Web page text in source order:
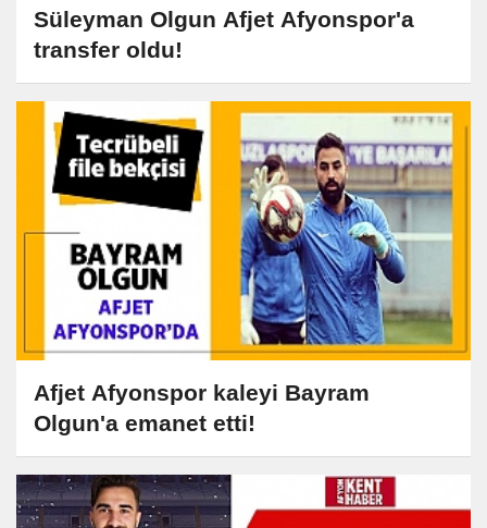
Süleyman Olgun Afjet Afyonspor'a
transfer oldu!
Afjet Afyonspor kaleyi Bayram
Olgun'a emanet etti!